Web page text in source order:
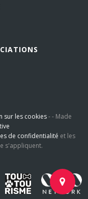
sur les cookies - -Made
de confidentialité et les
s'appliquent.